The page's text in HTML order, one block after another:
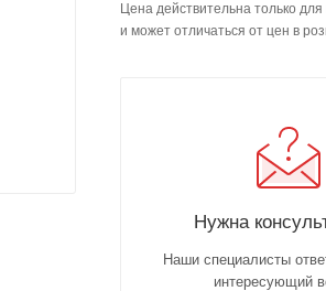
Цена действительна только
и может отличаться от цен в
Нужна
Наши специалисты
интересующий